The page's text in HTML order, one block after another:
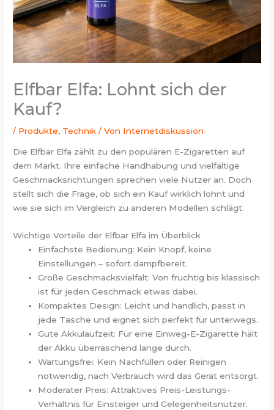
Elfbar Elfa: Lohnt sich der
Kauf?
/ Produkte, Technik / Von Internetdiskussion
Die Elfbar Elfa zählt zu den populären E-Zigaretten auf
dem Markt. Ihre einfache Handhabung und vielfältige
Geschmacksrichtungen sprechen viele Nutzer an. Doch
stellt sich die Frage, ob sich ein Kauf wirklich lohnt und
wie sie sich im Vergleich zu anderen Modellen schlägt.
Wichtige Vorteile der Elfbar Elfa im Überblick
Einfachste Bedienung: Kein Knopf, keine
Einstellungen – sofort dampfbereit.
Große Geschmacksvielfalt: Von fruchtig bis klassisch
ist für jeden Geschmack etwas dabei.
Kompaktes Design: Leicht und handlich, passt in
jede Tasche und eignet sich perfekt für unterwegs.
Gute Akkulaufzeit: Für eine Einweg-E-Zigarette hält
der Akku überraschend lange durch.
Wartungsfrei: Kein Nachfüllen oder Reinigen
notwendig, nach Verbrauch wird das Gerät entsorgt.
Moderater Preis: Attraktives Preis-Leistungs-
Verhältnis für Einsteiger und Gelegenheitsnutzer.